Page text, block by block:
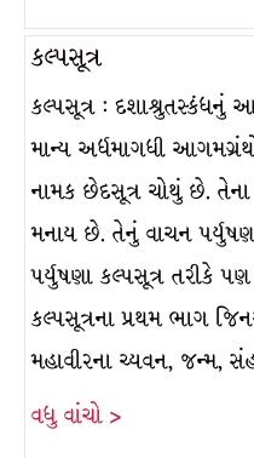
કલ્પસૂત્ર
કલ્પસૂત્ર : દશાશ્રુતસ્કંધનું
માન્ય અર્ધમાગધી
નામક છેદસૂત્ર ચોથું છે. તેના
મનાય છે. તેનું વાચન
પર્યુષણા કલ્પસૂત્ર તરીકે
કલ્પસૂત્રના પ્રથમ ભાગ
મહાવીરના ચ્યવન, જન્મ,
વધુ વાંચો >